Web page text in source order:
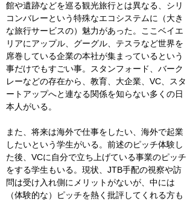
館や遺跡などを巡る観光旅行とは異なる、シリ
コンバレーという特殊なエコシステムに（大き
な旅行サービスの）魅力があった。ここベイエ
リアにアップル、グーグル、テスラなど世界を
席巻している企業の本社が集まっているという
事だけでもすごい事。スタンフォード、バーク
レーなどの存在から、教育、大企業、VC、スタ
ートアップへと連なる関係を知らない多くの日
本人がいる。
また、将来は海外で仕事をしたい、海外で起業
したいという学生がいる。前述のピッチ体験し
た後、VCに自分で立ち上げている事業のピッチ
をする学生もいる。現状、JTB手配の視察や訪
問は受け入れ側にメリットがないが、中には
（体験的な）ピッチを熱く批評してくれる方も